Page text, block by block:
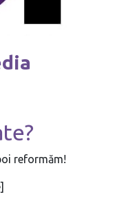
reformăm!